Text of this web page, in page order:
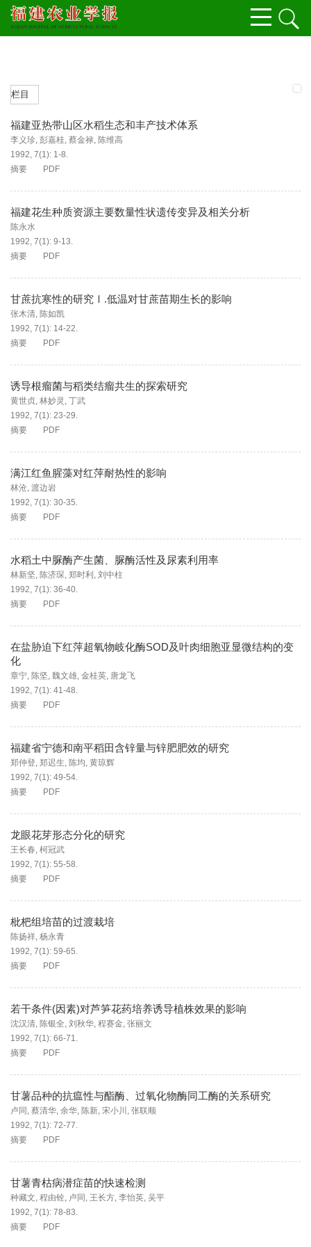
栏目
福建亚热带山区水稻生态和丰产技术体系
李义珍, 彭嘉桂, 蔡金禄, 陈维高
1992, 7(1): 1-8.
摘要
PDF
福建花生种质资源主要数量性状遗传变异及相关分析
陈永水
1992, 7(1): 9-13.
摘要
PDF
甘蔗抗寒性的研究Ⅰ.低温对甘蔗苗期生长的影响
张木清, 陈如凯
1992, 7(1): 14-22.
摘要
PDF
诱导根瘤菌与稻类结瘤共生的探索研究
黄世贞, 林妙灵 , 丁武
1992, 7(1): 23-29.
摘要
PDF
满江红鱼腥藻对红萍耐热性的影响
林沧, 渡边岩
1992, 7(1): 30-35.
摘要
PDF
水稻土中脲酶产生菌、脲酶活性及尿素利用率
林新坚, 陈济琛, 郑时利 , 刘中柱
1992, 7(1): 36-40.
摘要
PDF
在盐胁迫下红萍超氧物岐化酶SOD及叶肉细胞亚显微结构的变
化
章宁, 陈坚, 魏文雄, 金桂英, 唐龙飞
1992, 7(1): 41-48.
摘要
PDF
福建省宁德和南平稻田含锌量与锌肥肥效的研究
郑仲登, 郑迟生, 陈均, 黄琼辉
1992, 7(1): 49-54.
摘要
PDF
龙眼花芽形态分化的研究
王长春, 柯冠武
1992, 7(1): 55-58.
摘要
PDF
枇杷组培苗的过渡栽培
陈扬祥, 杨永青
1992, 7(1): 59-65.
摘要
PDF
若干条件(因素)对芦笋花药培养诱导植株效果的影响
沈汉清, 陈银全, 刘秋华, 程赛金, 张丽文
1992, 7(1): 66-71.
摘要
PDF
甘薯品种的抗瘟性与酯酶、过氧化物酶同工酶的关系研究
卢同 , 蔡清华, 余华, 陈新, 宋小川 , 张联顺
1992, 7(1): 72-77.
摘要
PDF
甘薯青枯病潜症苗的快速检测
种藏文, 程由铨, 卢同 , 王长方, 李怡英, 吴平
1992, 7(1): 78-83.
摘要
PDF